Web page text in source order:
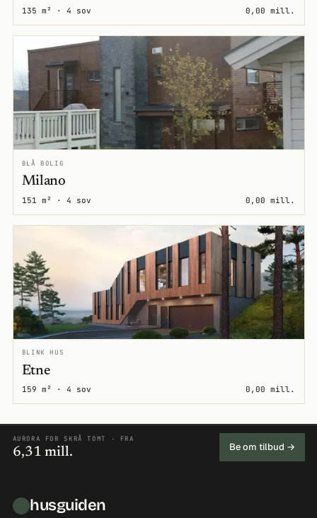
135 m² · 4 sov 0,00 mill.
BLÅ BOLIG
Milano
151 m² · 4 sov 0,00 mill.
BLINK HUS
Etne
159 m² · 4 sov 0,00 mill.
AURORA FOR SKRÅ TOMT · FRA
6,31 mill. Be om tilbud →
husguiden